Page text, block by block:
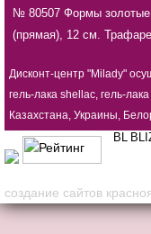
№ 80507 Формы
(прямая), 12 см.
Дисконт-центр "Milady"
гель-лака shellac, гель-
Казахстана, Украины,
создание сайтов